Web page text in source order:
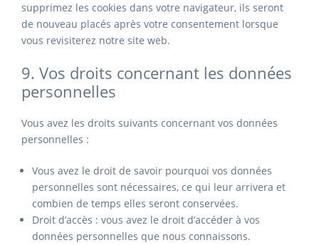
supprimez les cookies dans votre navigateur, ils seront
de nouveau placés après votre consentement lorsque
vous revisiterez notre site web.
9. Vos droits concernant les données
personnelles
Vous avez les droits suivants concernant vos données
personnelles :
Vous avez le droit de savoir pourquoi vos données
personnelles sont nécessaires, ce qui leur arrivera et
combien de temps elles seront conservées.
Droit d’accès : vous avez le droit d’accéder à vos
données personnelles que nous connaissons.